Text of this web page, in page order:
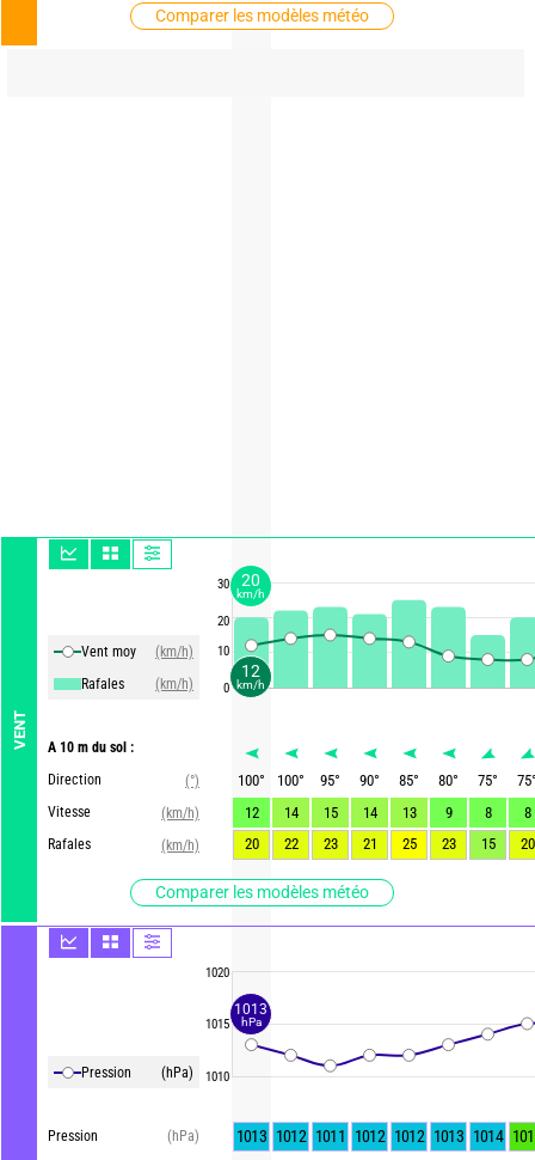
Comparer les modèles météo
VENT
Vent moy
(km/h)
Rafales
(km/h)
A 10 m du sol :
Direction
(°)
Vitesse
(km/h)
Rafales
(km/h)
Comparer les modèles météo
Pression (hPa)
Pression (hPa)
30
20
10
0
1020
1015
1010
100° 100° 95° 90° 85° 80° 75° 75
12
14 15 14 13 9 8
8
20
22 23 21 25 23 15 20
1013 1012 1011 1012 1012 1013 1014
12
km/h
20
km/h
1013
hPa